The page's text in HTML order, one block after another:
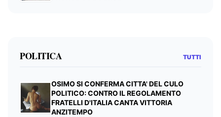
POLITICA TUTTI
OSIMO SI CONFERMA CITTA' DEL CULO
POLITICO: CONTRO IL REGOLAMENTO
FRATELLI D'ITALIA CANTA VITTORIA
ANZITEMPO